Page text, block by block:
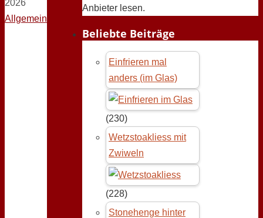
2026
Allgemein
Anbieter lesen.
Beliebte Beiträge
Einfrieren mal
anders (im Glas)
(230)
Wetzstoakliess mit
Zwiweln
(228)
Stonehenge hinter